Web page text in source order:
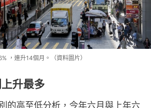
，連升14個月。（資料圖片）
升最多
的高至低分析，今年六月與上年六